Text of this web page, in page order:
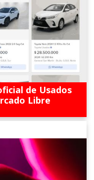
de Usados
Libre